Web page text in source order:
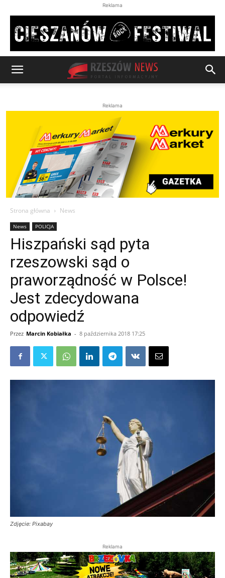
Reklama
Reklama
Strona główna News
News POLICJA
Hiszpański sąd pyta
rzeszowski sąd o
praworządność w Polsce!
Jest zdecydowana
odpowiedź
Przez Marcin Kobiałka - 8 października 2018 17:25
Zdjęcie: Pixabay
Reklama